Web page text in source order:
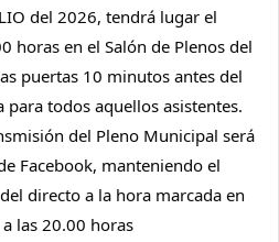
del 2026, tendrá lugar el
horas en el Salón de Plenos del
puertas 10 minutos antes del
todos aquellos asistentes.
del Pleno Municipal será
Facebook, manteniendo el
directo a la hora marcada en
las 20.00 horas